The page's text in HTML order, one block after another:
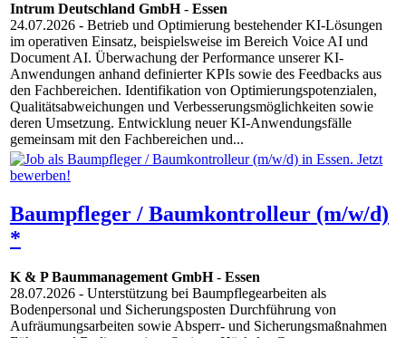
Intrum Deutschland GmbH- Essen
24.07.2026 - Betrieb und Optimierung bestehender KI-Lösungen
im operativen Einsatz, beispielsweise im Bereich Voice AI und
Document AI. Überwachung der Performance unserer KI-
Anwendungen anhand definierter KPIs sowie des Feedbacks aus
den Fachbereichen. Identifikation von Optimierungspotenzialen,
Qualitätsabweichungen und Verbesserungsmöglichkeiten sowie
deren Umsetzung. Entwicklung neuer KI-Anwendungsfälle
gemeinsam mit den Fachbereichen und...
Baumpfleger / Baumkontrolleur (m/w/d)
*
K & P Baummanagement GmbH- Essen
28.07.2026 - Unterstützung bei Baumpflegearbeiten als
Bodenpersonal und Sicherungsposten Durchführung von
Aufräumungsarbeiten sowie Absperr- und Sicherungsmaßnahmen